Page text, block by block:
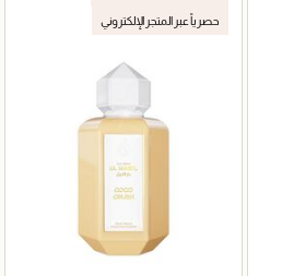
حصرياً عبر المتجر الإلكتروني